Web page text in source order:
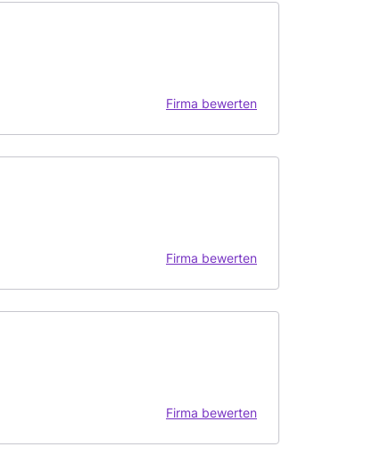
Firma bewerten
Firma bewerten
Firma bewerten